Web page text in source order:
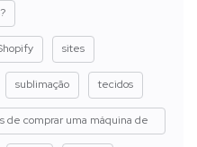
sites
sublimação tecidos
de comprar uma máquina de